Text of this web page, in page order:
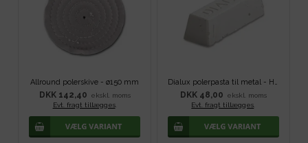
Allround polerskive - ø150 mm
DKK 142,40
ekskl. moms
Evt. fragt tillægges.
DKK 48,00
ekskl. moms
Evt. fragt tillægges